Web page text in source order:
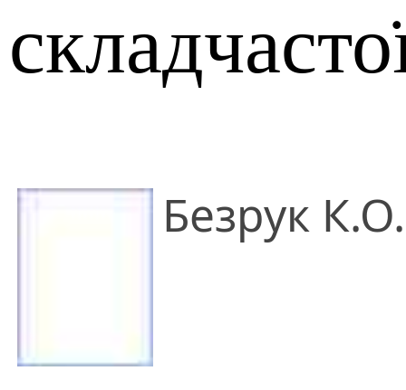
Безрук К.О.